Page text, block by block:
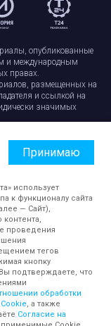
опубликованные
и международным
правах.
размещенных на
и ссылкой на
значимых
данных
Принимаю
использует
к функционалу сайта
— Сайт),
проведения
тегов
кнопку
подтверждаете, что
обработки
, а также
Согласие на